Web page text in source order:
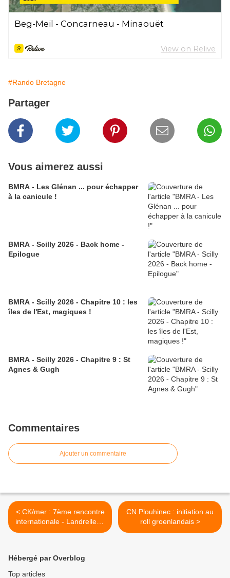
#Rando Bretagne
Partager
Vous aimerez aussi
BMRA - Les Glénan ... pour échapper
à la canicule !
BMRA - Scilly 2026 - Back home -
Epilogue
BMRA - Scilly 2026 - Chapitre 10 : les
îles de l'Est, magiques !
BMRA - Scilly 2026 - Chapitre 9 : St
Agnes & Gugh
Commentaires
Ajouter un commentaire
< CK/mer : 7ème rencontre
internationale - Landrellec -
Chapitre 6
CN Plouhinec : initiation au
roll groenlandais >
Hébergé par Overblog
Top articles